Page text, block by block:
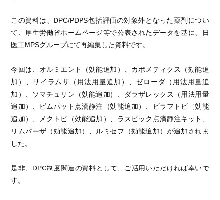
この資料は、DPC/PDPS包括評価の対象外となった薬剤につい
て、厚生労働省ホームページ等で公表されたデータを基に、日
医工MPSグループにて再編集した資料です。
今回は、オルミエント（効能追加）、カポメティクス（効能追
加）、サイラムザ（用法用量追加）、ゼローダ（用法用量追
加）、ソマチュリン（効能追加）、ダラザレックス（用法用量
追加）、ビムパット点滴静注（効能追加）、ビラフトビ（効能
追加）、メクトビ（効能追加）、ラスビック点滴静注キット、
リムパーザ（効能追加）、ルミセフ（効能追加）が追加されま
した。
是非、DPC制度関連の資料として、ご活用いただければ幸いで
す。